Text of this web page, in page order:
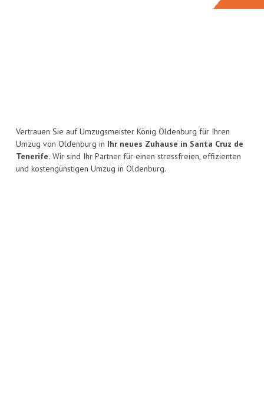
Vertrauen Sie auf Umzugsmeister König Oldenburg für Ihren
Umzug von Oldenburg in Ihr neues Zuhause in Santa Cruz de
Tenerife. Wir sind Ihr Partner für einen stressfreien, effizienten
und kostengünstigen Umzug in Oldenburg.